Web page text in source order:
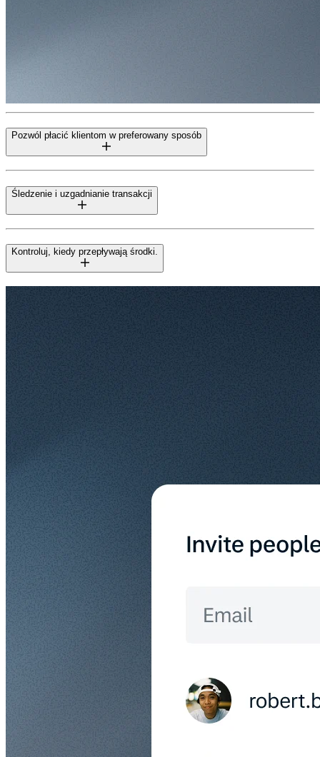
Pozwól płacić klientom w preferowany sposób
Śledzenie i uzgadnianie transakcji
Kontroluj, kiedy przepływają środki.